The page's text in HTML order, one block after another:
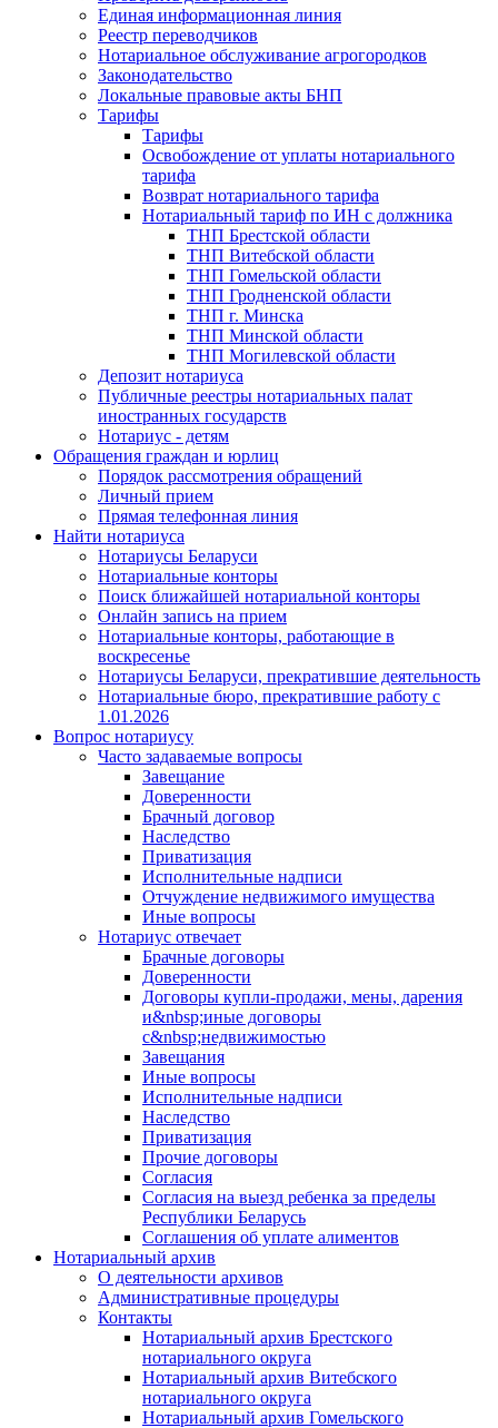
Единая информационная линия
Реестр переводчиков
Нотариальное обслуживание агрогородков
Законодательство
Локальные правовые акты БНП
Тарифы
Тарифы
Освобождение от уплаты нотариального
тарифа
Возврат нотариального тарифа
Нотариальный тариф по ИН с должника
ТНП Брестской области
ТНП Витебской области
ТНП Гомельской области
ТНП Гродненской области
ТНП г. Минска
ТНП Минской области
ТНП Могилевской области
Депозит нотариуса
Публичные реестры нотариальных палат
иностранных государств
Нотариус - детям
Обращения граждан и юрлиц
Порядок рассмотрения обращений
Личный прием
Прямая телефонная линия
Найти нотариуса
Нотариусы Беларуси
Нотариальные конторы
Поиск ближайшей нотариальной конторы
Онлайн запись на прием
Нотариальные конторы, работающие в
воскресенье
Нотариусы Беларуси, прекратившие деятельность
Нотариальные бюро, прекратившие работу с
1.01.2026
Вопрос нотариусу
Часто задаваемые вопросы
Завещание
Доверенности
Брачный договор
Наследство
Приватизация
Исполнительные надписи
Отчуждение недвижимого имущества
Иные вопросы
Нотариус отвечает
Брачные договоры
Доверенности
Договоры купли-продажи, мены, дарения
и&nbsp;иные договоры
с&nbsp;недвижимостью
Завещания
Иные вопросы
Исполнительные надписи
Наследство
Приватизация
Прочие договоры
Согласия
Согласия на выезд ребенка за пределы
Республики Беларусь
Соглашения об уплате алиментов
Нотариальный архив
О деятельности архивов
Административные процедуры
Контакты
Нотариальный архив Брестского
нотариального округа
Нотариальный архив Витебского
нотариального округа
Нотариальный архив Гомельского